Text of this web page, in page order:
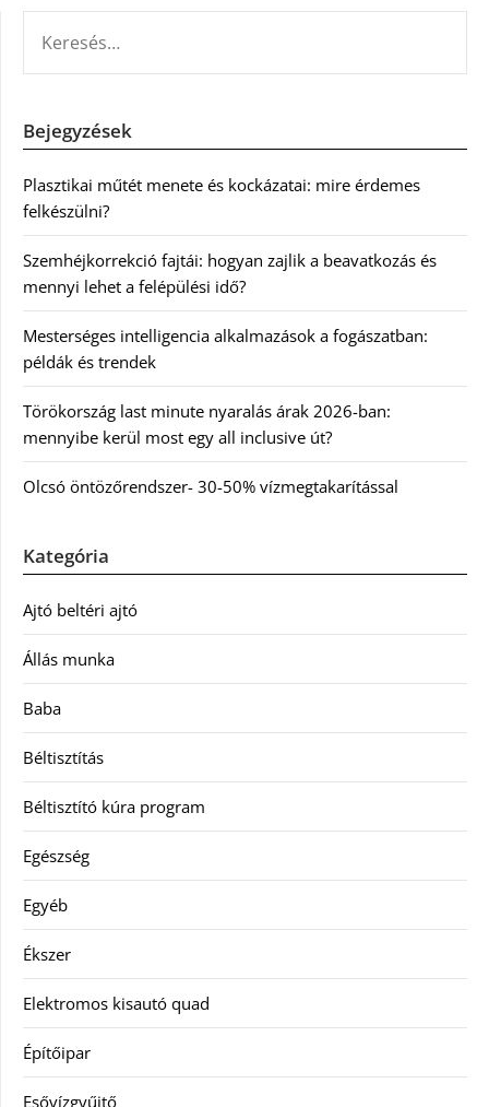
Bejegyzések
Plasztikai műtét menete és kockázatai: mire érdemes
felkészülni?
Szemhéjkorrekció fajtái: hogyan zajlik a beavatkozás és
mennyi lehet a felépülési idő?
Mesterséges intelligencia alkalmazások a fogászatban:
példák és trendek
Törökország last minute nyaralás árak 2026-ban:
mennyibe kerül most egy all inclusive út?
Olcsó öntözőrendszer- 30-50% vízmegtakarítással
Kategória
Ajtó beltéri ajtó
Állás munka
Baba
Béltisztítás
Béltisztító kúra program
Egészség
Egyéb
Ékszer
Elektromos kisautó quad
Építőipar
Esővízgyűjtő